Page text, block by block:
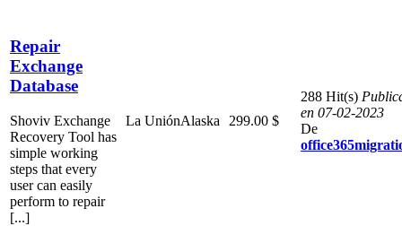
Repair
Exchange
Database
Shoviv Exchange
Recovery Tool has
simple working
steps that every
user can easily
perform to repair
[...]
La UniónAlaska 299.00 $
288 Hit(s)
en 07-02-2023
De